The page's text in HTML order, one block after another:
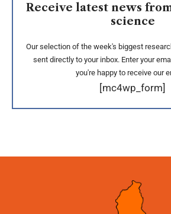
Receive latest news
science
Our selection of the week's biggest
sent directly to your inbox. Enter your
you're happy to receive our
[mc4wp_form]